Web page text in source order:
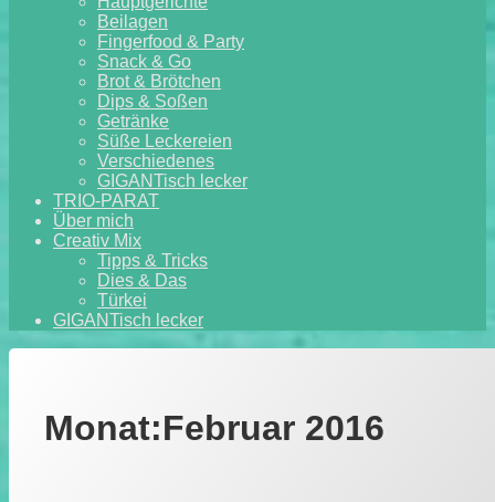
Beilagen
Fingerfood & Party
Snack & Go
Brot & Brötchen
Dips & Soßen
Getränke
Süße Leckereien
Verschiedenes
GIGANTisch lecker
TRIO-PARAT
Über mich
Creativ Mix
Tipps & Tricks
Dies & Das
Türkei
GIGANTisch lecker
Monat:Februar 2016